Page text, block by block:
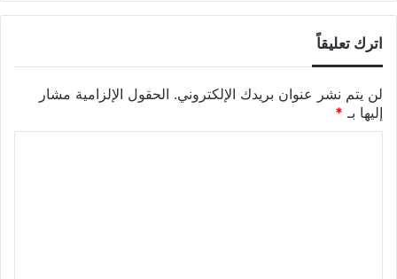
اترك تعليقاً
لن يتم نشر عنوان بريدك الإلكتروني. الحقول الإلزامية مشار
إليها بـ *